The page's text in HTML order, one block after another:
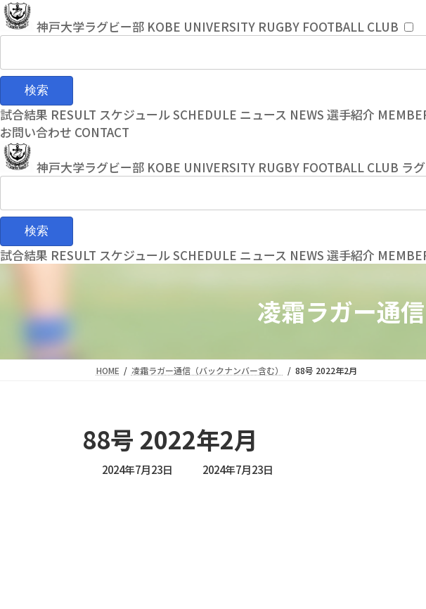
コ
ン
ツ
ス
キ
ッ
プ
ナ
ビ
シ
ン
に
移
動
神戸大学ラグビー部 KOBE UNIVERSITY RUGBY FOOTBALL CLUB
試合結果 RESULT スケジュールSCHEDULE ニュース NEWS 選手紹介
お問い合わせ CONTACT
神戸大学ラグビー部 KOBE UNIVERSITY RUGBY FOOTBALL CLUB ラ
試合結果 RESULT スケジュールSCHEDULE ニュース NEWS 選手紹介
凌霜ラガー通
HOME 凌霜ラガー通信（バックナンバー含む） 88号 2022年2月
88号 2022年2月
2024年7月23日
最
2024年7月23日